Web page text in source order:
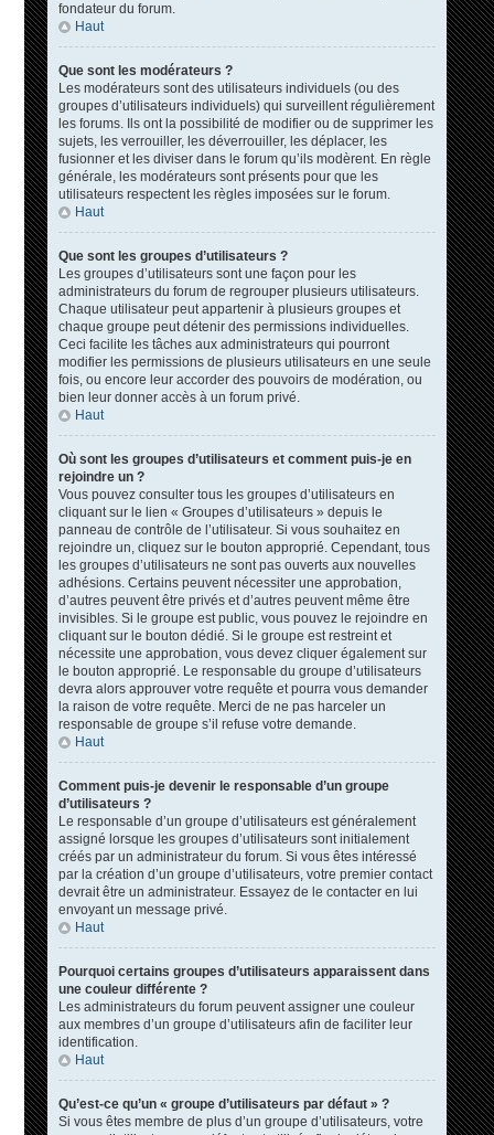
fondateur du forum.
Haut
Que sont les modérateurs ?
Les modérateurs sont des utilisateurs individuels (ou des
groupes d’utilisateurs individuels) qui surveillent régulièrement
les forums. Ils ont la possibilité de modifier ou de supprimer les
sujets, les verrouiller, les déverrouiller, les déplacer, les
fusionner et les diviser dans le forum qu’ils modèrent. En règle
générale, les modérateurs sont présents pour que les
utilisateurs respectent les règles imposées sur le forum.
Haut
Que sont les groupes d’utilisateurs ?
Les groupes d’utilisateurs sont une façon pour les
administrateurs du forum de regrouper plusieurs utilisateurs.
Chaque utilisateur peut appartenir à plusieurs groupes et
chaque groupe peut détenir des permissions individuelles.
Ceci facilite les tâches aux administrateurs qui pourront
modifier les permissions de plusieurs utilisateurs en une seule
fois, ou encore leur accorder des pouvoirs de modération, ou
bien leur donner accès à un forum privé.
Haut
Où sont les groupes d’utilisateurs et comment puis-je en
rejoindre un ?
Vous pouvez consulter tous les groupes d’utilisateurs en
cliquant sur le lien « Groupes d’utilisateurs » depuis le
panneau de contrôle de l’utilisateur. Si vous souhaitez en
rejoindre un, cliquez sur le bouton approprié. Cependant, tous
les groupes d’utilisateurs ne sont pas ouverts aux nouvelles
adhésions. Certains peuvent nécessiter une approbation,
d’autres peuvent être privés et d’autres peuvent même être
invisibles. Si le groupe est public, vous pouvez le rejoindre en
cliquant sur le bouton dédié. Si le groupe est restreint et
nécessite une approbation, vous devez cliquer également sur
le bouton approprié. Le responsable du groupe d’utilisateurs
devra alors approuver votre requête et pourra vous demander
la raison de votre requête. Merci de ne pas harceler un
responsable de groupe s’il refuse votre demande.
Haut
Comment puis-je devenir le responsable d’un groupe
d’utilisateurs ?
Le responsable d’un groupe d’utilisateurs est généralement
assigné lorsque les groupes d’utilisateurs sont initialement
créés par un administrateur du forum. Si vous êtes intéressé
par la création d’un groupe d’utilisateurs, votre premier contact
devrait être un administrateur. Essayez de le contacter en lui
envoyant un message privé.
Haut
Pourquoi certains groupes d’utilisateurs apparaissent dans
une couleur différente ?
Les administrateurs du forum peuvent assigner une couleur
aux membres d’un groupe d’utilisateurs afin de faciliter leur
identification.
Haut
Qu’est-ce qu’un « groupe d’utilisateurs par défaut » ?
Si vous êtes membre de plus d’un groupe d’utilisateurs, votre